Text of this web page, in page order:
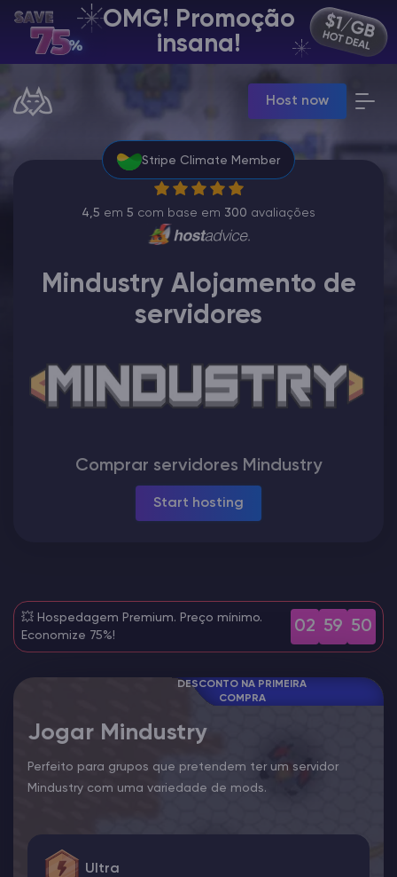
OMG! Promoção
insana!
Host now
PT | USD
Manage your servers & payments
Manage game server
VPS Panel
Manage VPS server
Affiliate panel
Manage affiliates
Hytale Hosting 50% OFF
ARK Server Hospedagem
Stripe Climate Member
4,5 em 5 com base em 300 avaliações
Mindustry Alojamento de
servidores
Comprar servidores Mindustry
Start hosting
💥 Hospedagem Premium. Preço mínimo.
Economize 75%!
02 59 49
DESCONTO NA PRIMEIRA
COMPRA
Jogar Mindustry
Perfeito para grupos que pretendem ter um servidor
Mindustry com uma variedade de mods.
Ultra